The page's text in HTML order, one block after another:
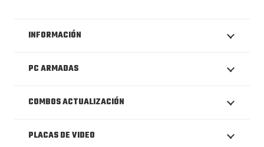
INFORMACIÓN
PC ARMADAS
COMBOS ACTUALIZACIÓN
PLACAS DE VIDEO